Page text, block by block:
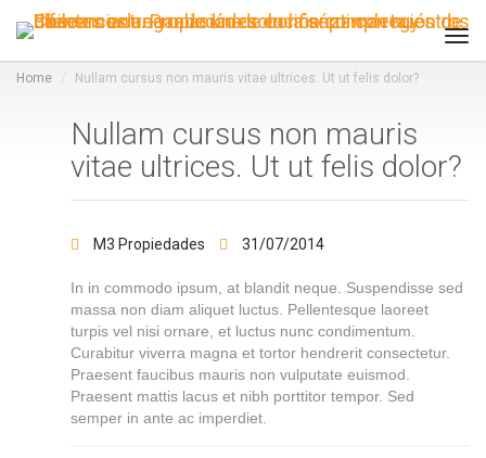
Home Nullam cursus non mauris vitae ultrices. Ut ut felis dolor?
Nullam cursus non mauris
vitae ultrices. Ut ut felis dolor?
M3 Propiedades 31/07/2014
In in commodo ipsum, at blandit neque. Suspendisse sed
massa non diam aliquet luctus. Pellentesque laoreet
turpis vel nisi ornare, et luctus nunc condimentum.
Curabitur viverra magna et tortor hendrerit consectetur.
Praesent faucibus mauris non vulputate euismod.
Praesent mattis lacus et nibh porttitor tempor. Sed
semper in ante ac imperdiet.